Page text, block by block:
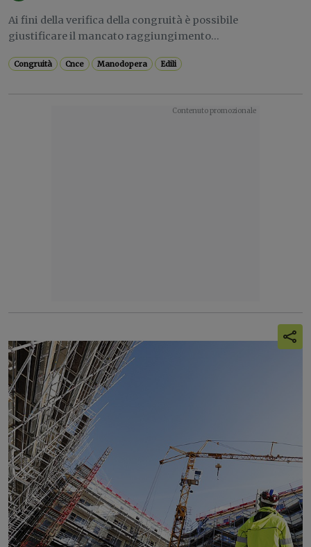
Ai fini della verifica della congruità è possibile
giustificare il mancato raggiungimento...
Congruità Cnce Manodopera Edili